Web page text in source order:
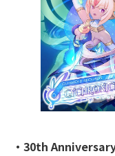
・30th